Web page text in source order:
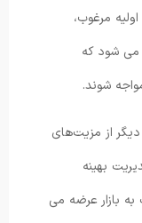
مرغوب،
می شود که
شوند.
از مزیت‌های
بهینه
بازار عرضه می